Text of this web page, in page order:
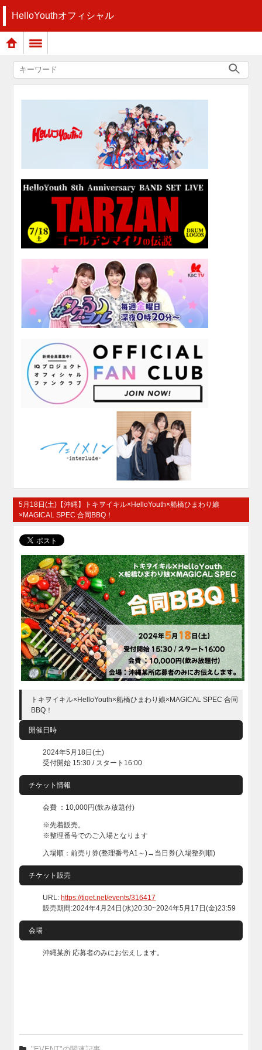
HelloYouthオフィシャル
5月18日(土)【沖縄】トキヲイキル×HelloYouth×船橋ひまわり娘
×MAGICAL SPEC 合同BBQ！
トキヲイキル×HelloYouth×船橋ひまわり娘×MAGICAL SPEC 合同
BBQ！
開催日時
2024年5月18日(土)
受付開始 15:30 / スタート16:00
チケット情報
会費 ：10,000円(飲み放題付)
※先着販売。
※整理番号でのご入場となります
入場順：前売り券(整理番号A1～)→当日券(入場整列順)
チケット販売
URL:https://tiget.net/events/316417
販売期間:2024年4月24日(水)20:30~2024年5月17日(金)23:59
会場
沖縄某所 応募者のみにお伝えします。